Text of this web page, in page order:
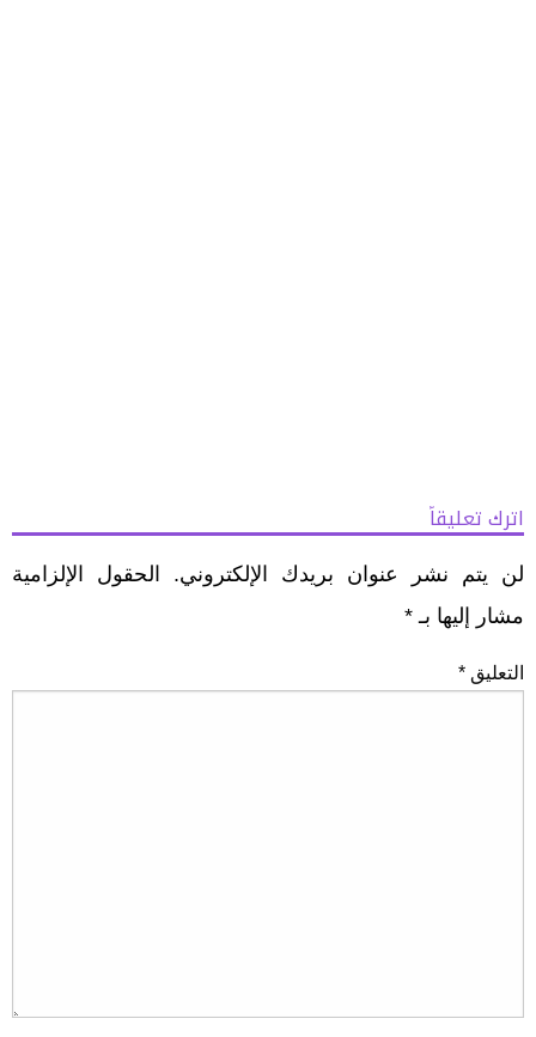
اترك تعليقاً
لن يتم نشر عنوان بريدك الإلكتروني.
الحقول الإلزامية
مشار إليها بـ *
التعليق *